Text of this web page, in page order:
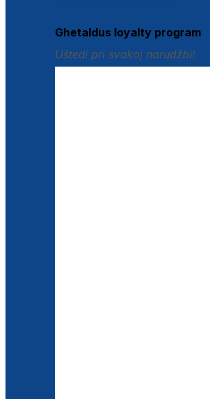
Ghetaldus loyalty program
Uštedi pri svakoj narudžbi!